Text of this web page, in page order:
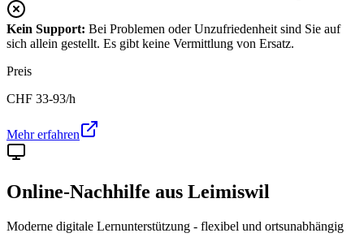
Kein Support: Bei Problemen oder Unzufriedenheit sind Sie auf
sich allein gestellt. Es gibt keine Vermittlung von Ersatz.
Preis
CHF 33-93/h
Mehr erfahren
Online-Nachhilfe aus Leimiswil
Moderne digitale Lernunterstützung - flexibel und ortsunabhängig